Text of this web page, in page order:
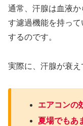
通常、汗腺は血液
す濾過機能を持っ
するのです。
実際に、汗腺が衰え
エアコンの
夏場でもあ